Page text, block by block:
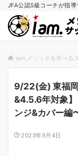
JFA公認S級コーチが指
Iam.メソッドを学べる
9/22(金) 東福
&4.5.6年対象
ンジ&カバー編
2023年9月4日